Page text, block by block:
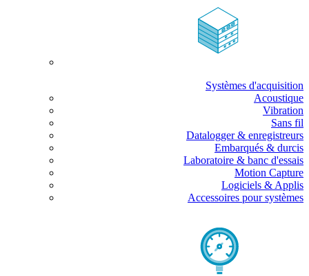
Systèmes d'acquisition
Acoustique
Vibration
Sans fil
Datalogger & enregistreurs
Embarqués & durcis
Laboratoire & banc d'essais
Motion Capture
Logiciels & Applis
Accessoires pour systèmes